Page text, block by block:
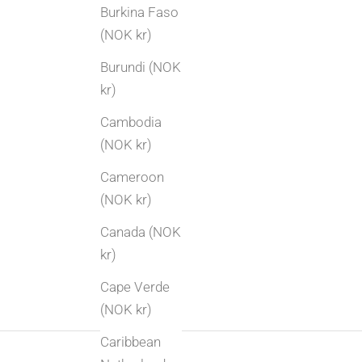
Burkina Faso
(NOK kr)
Burundi (NOK
kr)
Cambodia
(NOK kr)
Cameroon
(NOK kr)
Canada (NOK
kr)
Cape Verde
(NOK kr)
Caribbean
Har du arvet smykker, sølvtøy eller bestikk?
vare på, fornyer eller gir nytt liv til familiens
gull og sølv.